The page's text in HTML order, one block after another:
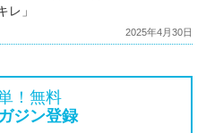
レ」
2025年4月30日
！無料
ジン登録